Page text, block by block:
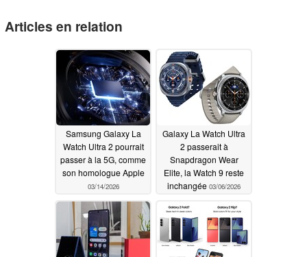
Articles en relation
Samsung Galaxy La
Watch Ultra 2 pourrait
passer à la 5G, comme
son homologue Apple
03/14/2026
Galaxy La Watch Ultra
2 passerait à
Snapdragon Wear
Elite, la Watch 9 reste
inchangée 03/06/2026